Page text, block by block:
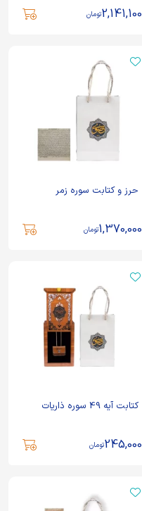
89426
2,141,100تومان
حرز و کتابت سوره زمر
1,370,000تومان
کتابت آیه 49 سوره ذاریات
245,000تومان